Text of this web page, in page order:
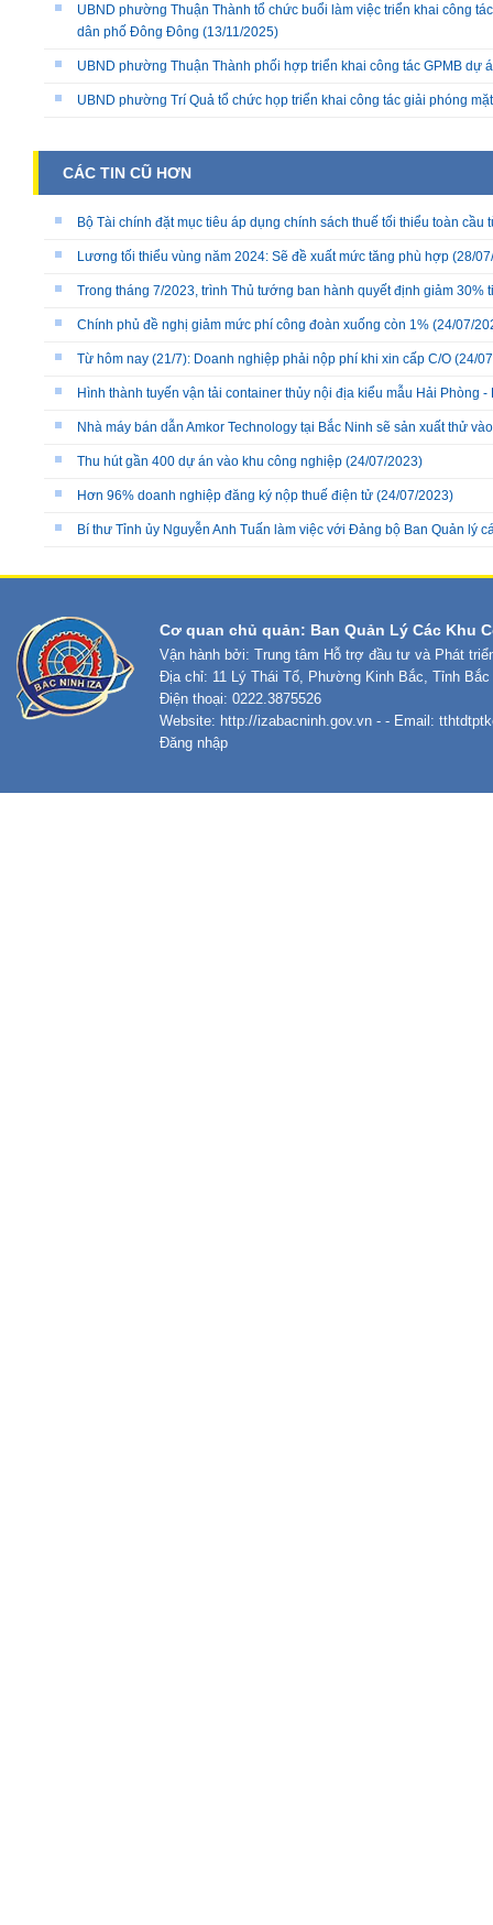
UBND phường Thuận Thành tổ chức buổi làm việc triển khai công
dân phố Đông Đông (13/11/2025)
UBND phường Thuận Thành phối hợp triển khai công tác GPMB dự
UBND phường Trí Quả tổ chức họp triển khai công tác giải phóng
CÁC TIN CŨ HƠN
Bộ Tài chính đặt mục tiêu áp dụng chính sách thuế tối thiểu toàn cầu
Lương tối thiểu vùng năm 2024: Sẽ đề xuất mức tăng phù hợp (28/
Trong tháng 7/2023, trình Thủ tướng ban hành quyết định giảm 30%
Chính phủ đề nghị giảm mức phí công đoàn xuống còn 1% (24/07/
Từ hôm nay (21/7): Doanh nghiệp phải nộp phí khi xin cấp C/O (24/
Hình thành tuyến vận tải container thủy nội địa kiểu mẫu Hải Phòng -
Nhà máy bán dẫn Amkor Technology tại Bắc Ninh sẽ sản xuất thử
Thu hút gần 400 dự án vào khu công nghiệp (24/07/2023)
Hơn 96% doanh nghiệp đăng ký nộp thuế điện tử (24/07/2023)
Bí thư Tỉnh ủy Nguyễn Anh Tuấn làm việc với Đảng bộ Ban Quản lý
Cơ quan chủ quản: Ban Quản Lý Các Khu
Vận hành bởi: Trung tâm Hỗ trợ đầu tư và Phát
Địa chỉ: 11 Lý Thái Tổ, Phường Kinh Bắc, Tỉnh Bắc
Điện thoại: 0222.3875526
Website: http://izabacninh.gov.vn - - Email:
Đăng nhập